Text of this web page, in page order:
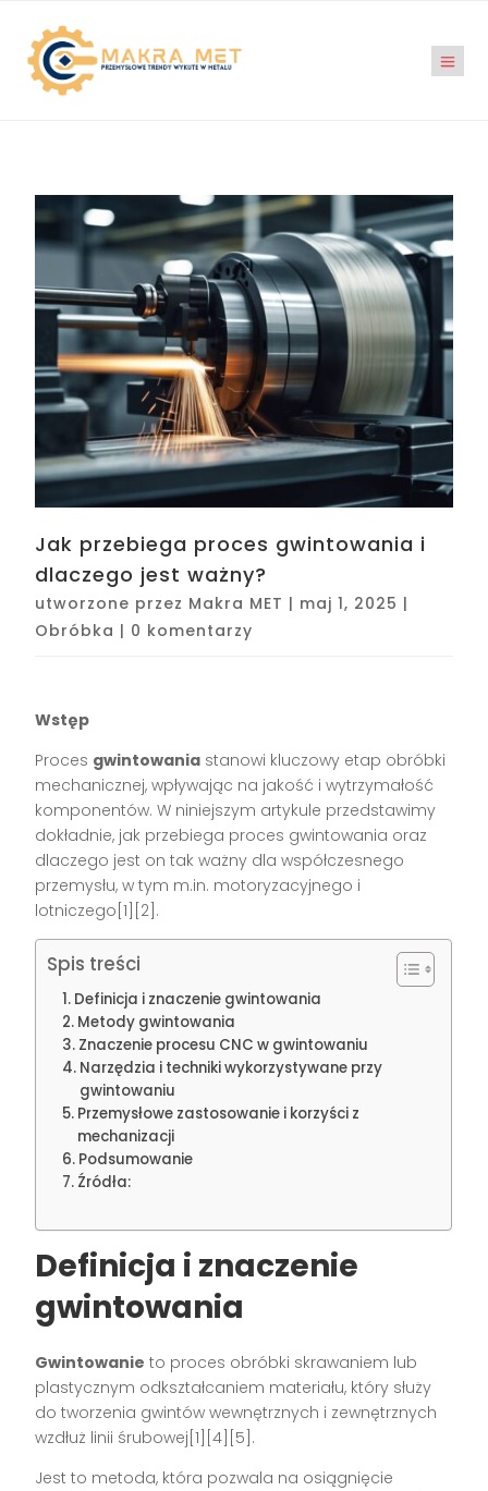
Jak przebiega proces gwintowania i
dlaczego jest ważny?
utworzone przez Makra MET | maj 1, 2025 |
Obróbka | 0 komentarzy
Wstęp
Proces gwintowania stanowi kluczowy etap obróbki
mechanicznej, wpływając na jakość i wytrzymałość
komponentów. W niniejszym artykule przedstawimy
dokładnie, jak przebiega proces gwintowania oraz
dlaczego jest on tak ważny dla współczesnego
przemysłu, w tym m.in. motoryzacyjnego i
lotniczego[1][2].
Spis treści
Definicja i znaczenie gwintowania
Metody gwintowania
Znaczenie procesu CNC w gwintowaniu
Narzędzia i techniki wykorzystywane przy
gwintowaniu
Przemysłowe zastosowanie i korzyści z
mechanizacji
Podsumowanie
Źródła:
Definicja i znaczenie
gwintowania
Gwintowanie to proces obróbki skrawaniem lub
plastycznym odkształcaniem materiału, który służy
do tworzenia gwintów wewnętrznych i zewnętrznych
wzdłuż linii śrubowej[1][4][5].
Jest to metoda, która pozwala na osiągnięcie